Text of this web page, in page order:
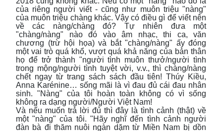
của riêng người viết - cũng như muôn triệu "nàng"
của muôn triệu chàng khác. Vậy có điều gì để viết nên
về các nàng/chàng đó? Tự nhiên đưa một
"chàng/nàng" nào đó vào âm nhạc, thi ca, văn
chương (trừ hội họa) và bắt "chàng/nàng" ấy đóng
một vai trò quá khổ, vượt quá khả năng của bản thân
họ để trở thành "người tình muôn thưở/người tình
trong mộng/người tình tuyệt vời, v.v., thì chàng/nàng
chết ngay từ trang sách sách đầu tiên! Thúy Kiều,
Anna Karénine… sống mãi là vì đau đủ cái đau nhân
sinh. "Nàng" của tôi hoàn toàn không có vì sống
không ra dạng người/Người Việt Nam!
Và nếu muốn trả lời đủ thì đây là tình cảnh (thật) về
một "nàng" của tôi. "Hãy nghĩ đến tình cảnh người
đàn bà đi thăm nuôi ngàn dặm từ Miền Nam bị dồn